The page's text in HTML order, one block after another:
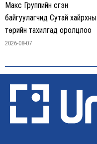
Макс Группийн үүсгэн
байгуулагчид Сутай хайрхны
төрийн тахилгад оролцлоо
2026-08-07